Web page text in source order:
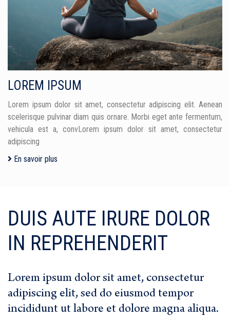
LOREM IPSUM
Lorem ipsum dolor sit amet, consectetur adipiscing elit. Aenean
scelerisque pulvinar diam quis ornare. Morbi eget ante fermentum,
vehicula est a, convLorem ipsum dolor sit amet, consectetur
adipiscing
En savoir plus
DUIS AUTE IRURE DOLOR
IN REPREHENDERIT
Lorem ipsum dolor sit amet, consectetur
adipiscing elit, sed do eiusmod tempor
incididunt ut labore et dolore magna aliqua.